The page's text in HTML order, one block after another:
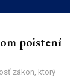
poistení
zákon, ktorý